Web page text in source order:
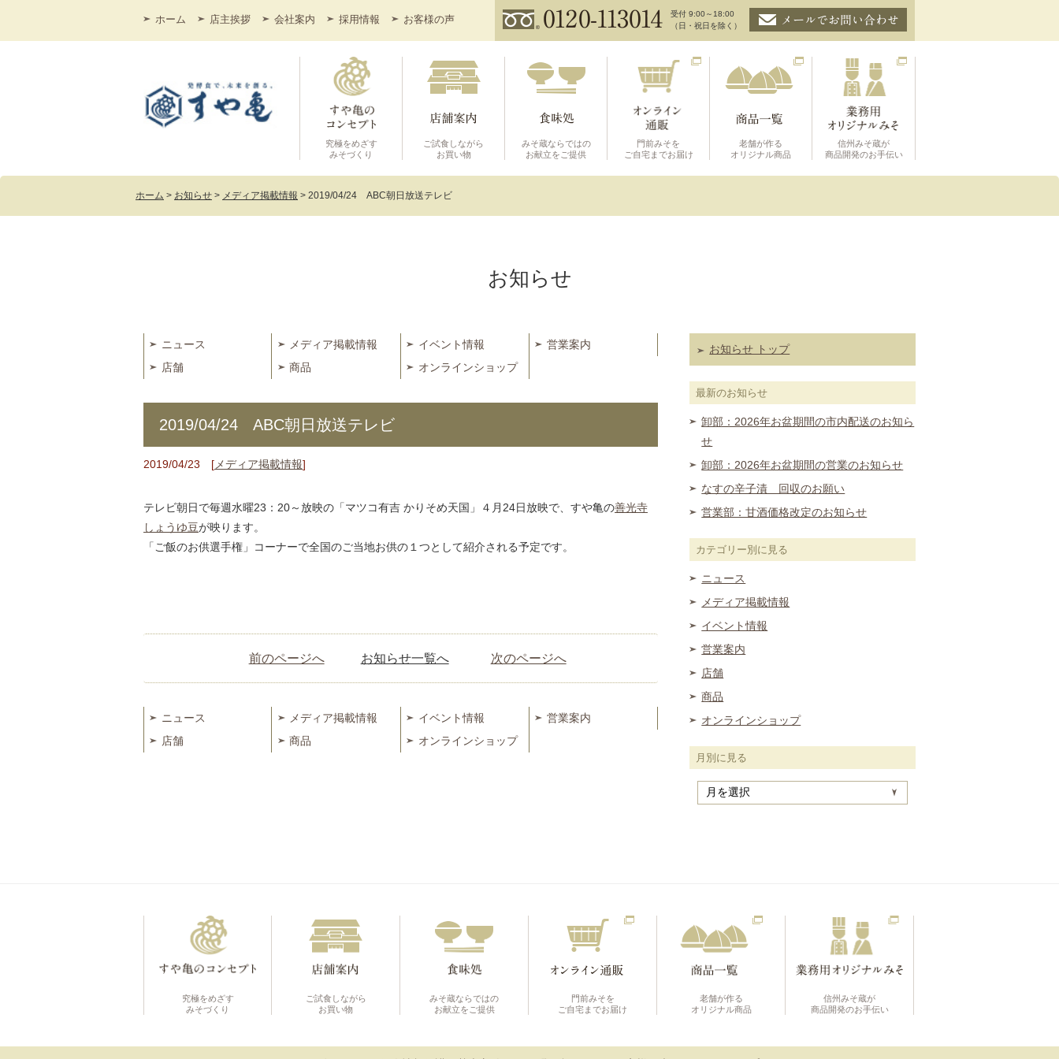
ホーム 店主挨拶 会社案内 採用情報 お客様の声
受付 9:00～18:00
（日・祝日を除く）
究極をめざす
みそづくり
ご試食しながら
お買い物
みそ蔵ならではの
お献立をご提供
門前みそを
ご自宅までお届け
老舗が作る
オリジナル商品
信州みそ蔵が
商品開発のお手伝い
ホーム > お知らせ > メディア掲載情報 > 2019/04/24 ABC朝日放送テレビ
お知らせ
ニュース メディア掲載情報 イベント情報
営業案内
店舗
商品 オンラインショップ
2019/04/24 ABC朝日放送テレビ
2019/04/23 [ メディア掲載情報]
テレビ朝日で毎週水曜23：20～放映の「マツコ有吉 かりそめ天国」４月24日放映で、すや亀の善光寺
しょうゆ豆が映ります。
「ご飯のお供選手権」コーナーで全国のご当地お供の１つとして紹介される予定です。
前のページへ お知らせ一覧へ 次のページへ
ニュース メディア掲載情報 イベント情報
営業案内
店舗
商品 オンラインショップ
お知らせ トップ
最新のお知らせ
卸部：2026年お盆期間の市内配送のお知ら
せ
卸部：2026年お盆期間の営業のお知らせ
なすの辛子漬 回収のお願い
営業部：甘酒価格改定のお知らせ
カテゴリー別に見る
ニュース
メディア掲載情報
イベント情報
営業案内
店舗
商品
オンラインショップ
月別に見る
月
別
究極をめざす
みそづくり
ご試食しながら
お買い物
みそ蔵ならではの
お献立をご提供
門前みそを
ご自宅までお届け
老舗が作る
オリジナル商品
信州みそ蔵が
商品開発のお手伝い